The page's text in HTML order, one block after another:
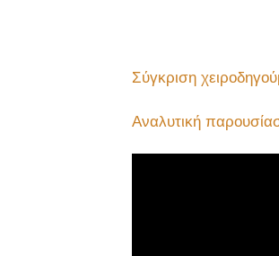
Σύγκριση
Αναλυτική